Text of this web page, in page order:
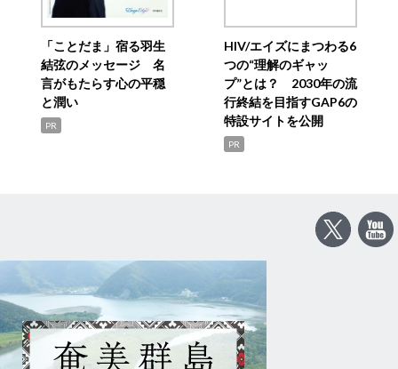
「ことだま」宿る羽生
結弦のメッセージ 名
言がもたらす心の平穏
と潤い
PR
HIV/エイズにまつわる6
つの“理解のギャッ
プ”とは？ 2030年の流
行終結を目指すGAP6の
特設サイトを公開
PR